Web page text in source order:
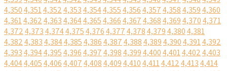
4,3504,3514,3524,3534,3544,3554,3564,3574,3584,3594,360
4,3614,3624,3634,3644,3654,3664,3674,3684,3694,3704,371
4,3724,3734,3744,3754,3764,3774,3784,3794,3804,381
4,3824,3834,3844,3854,3864,3874,3884,3894,3904,3914,392
4,3934,3944,3954,3964,3974,3984,3994,4004,4014,4024,403
4,4044,4054,4064,4074,4084,4094,4104,4114,4124,4134,414